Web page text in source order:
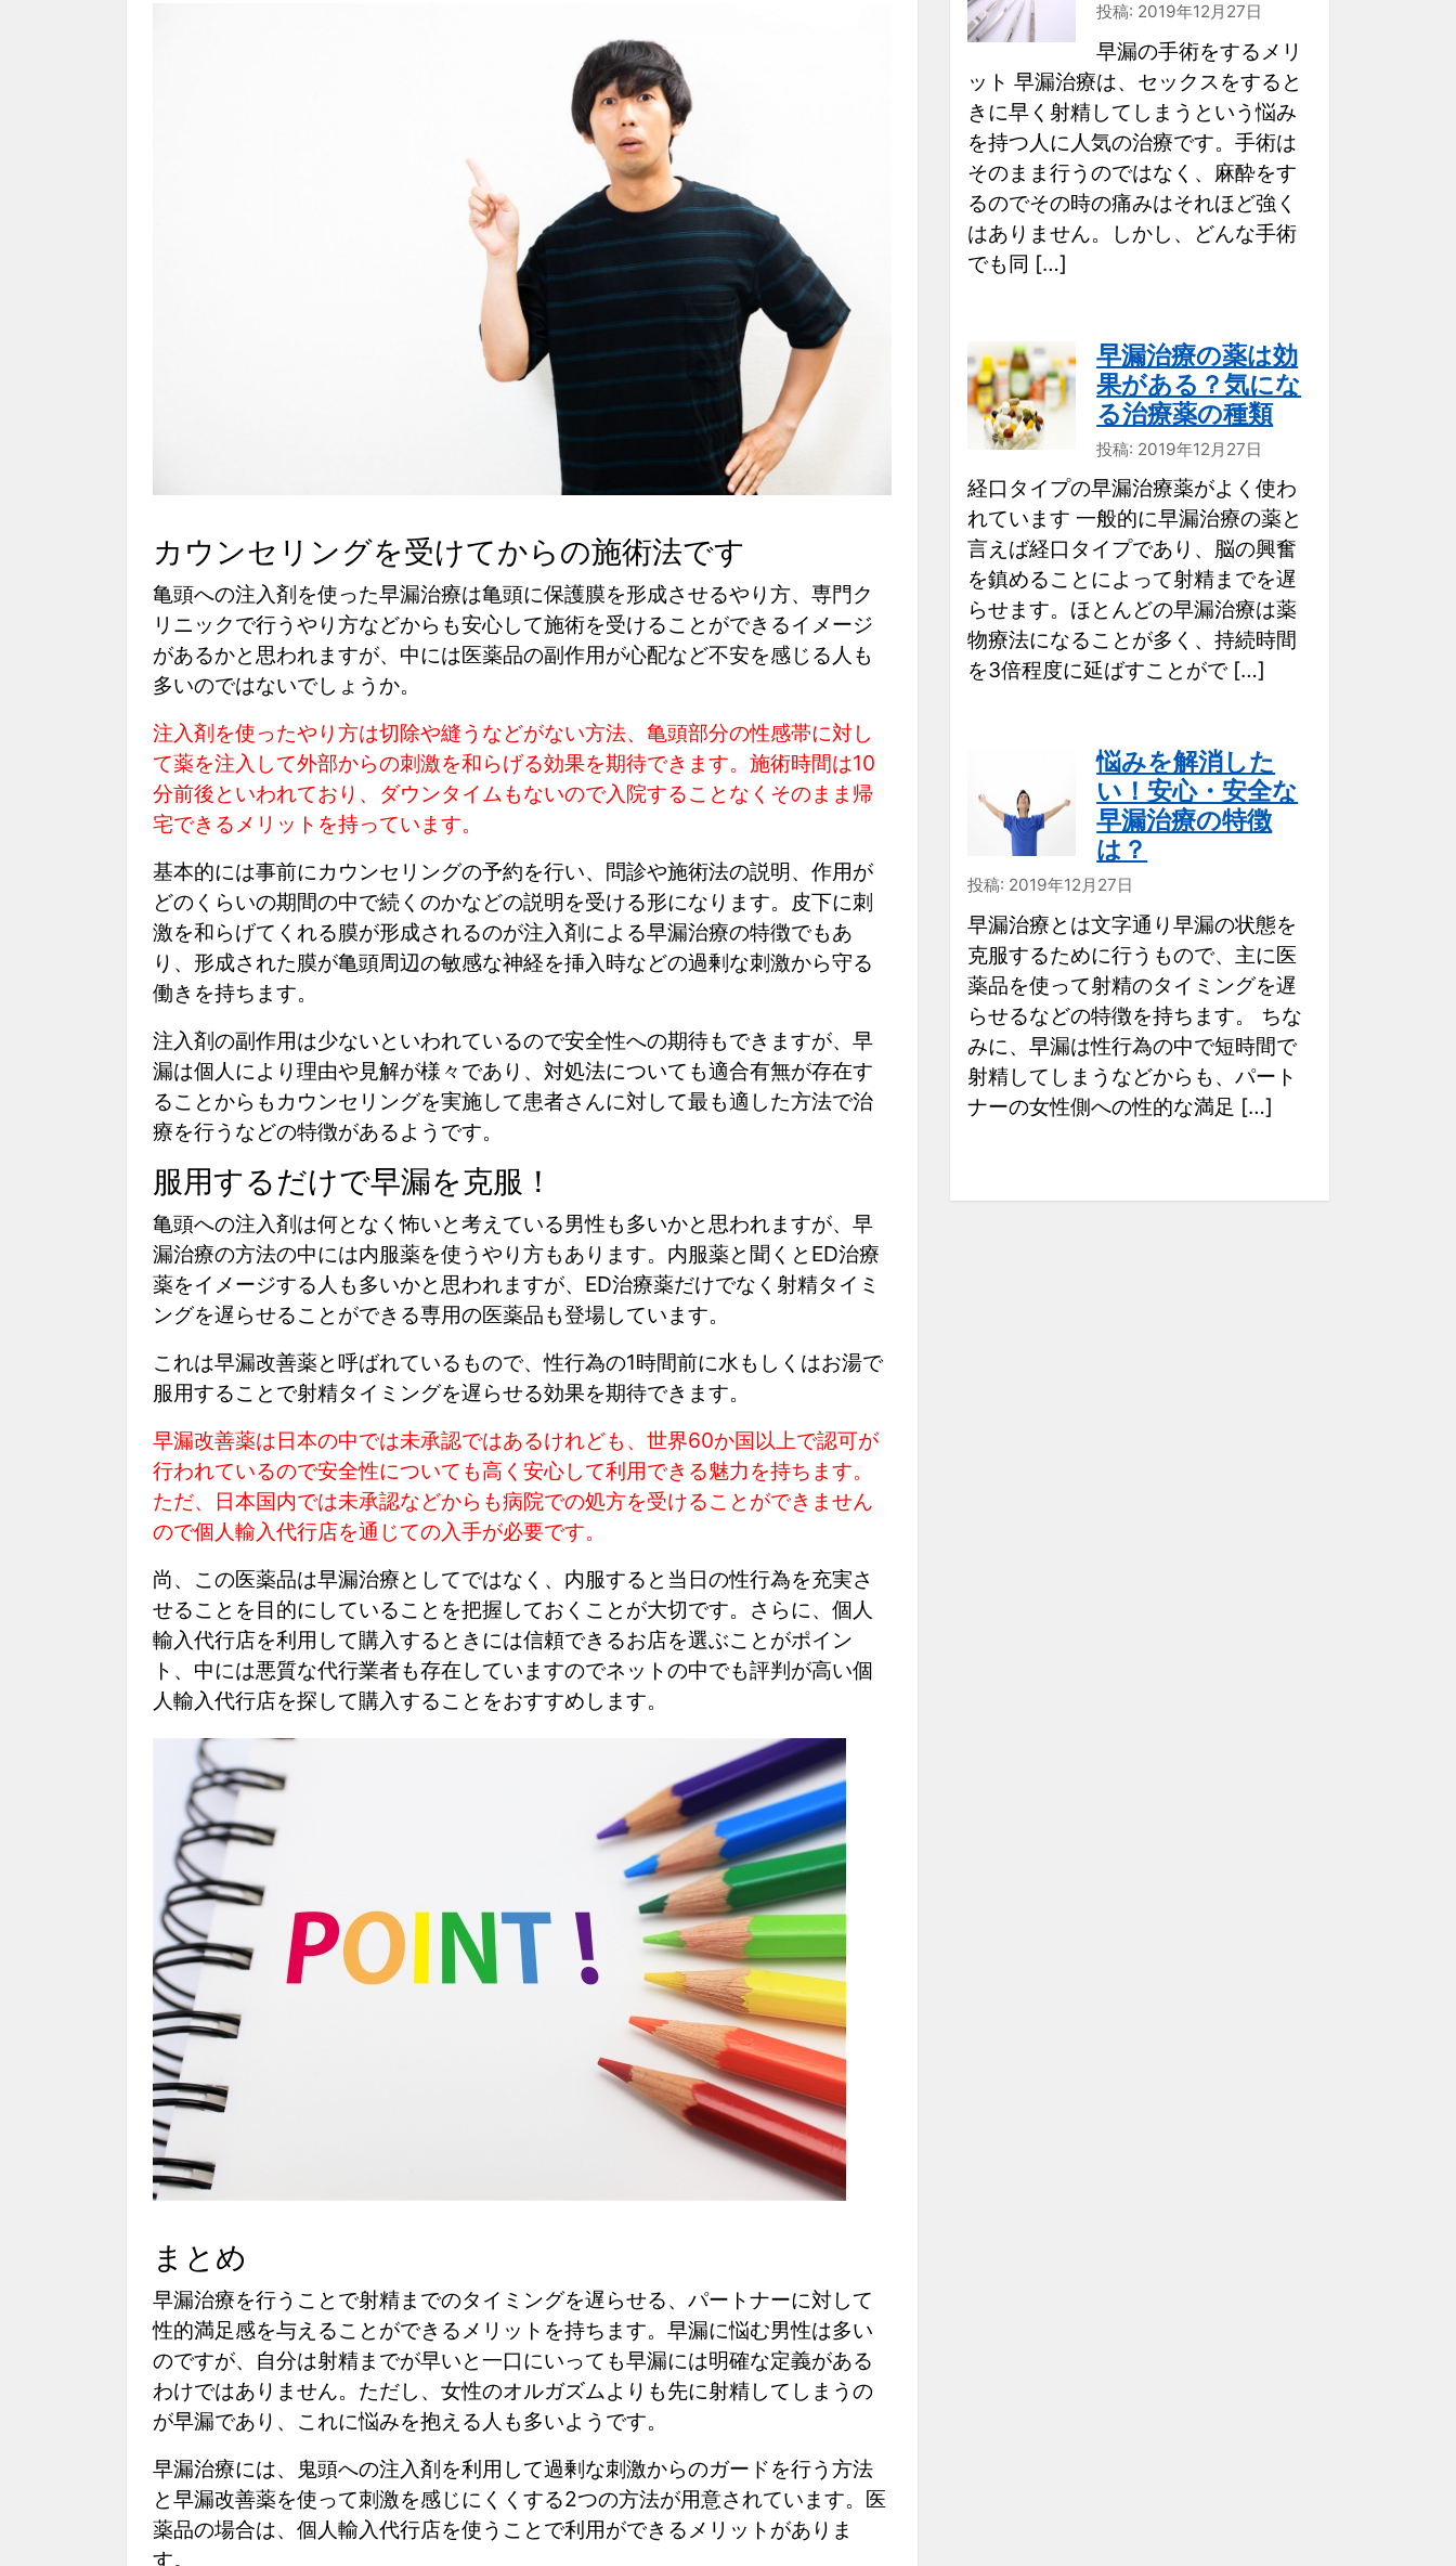
カウンセリングを受けてからの施術法です
亀頭への注入剤を使った早漏治療は亀頭に保護膜を形成させるやり方、専門ク
リニックで行うやり方などからも安心して施術を受けることができるイメージ
があるかと思われますが、中には医薬品の副作用が心配など不安を感じる人も
多いのではないでしょうか。
注入剤を使ったやり方は切除や縫うなどがない方法、亀頭部分の性感帯に対し
て薬を注入して外部からの刺激を和らげる効果を期待できます。施術時間は10
分前後といわれており、ダウンタイムもないので入院することなくそのまま帰
宅できるメリットを持っています。
基本的には事前にカウンセリングの予約を行い、問診や施術法の説明、作用が
どのくらいの期間の中で続くのかなどの説明を受ける形になります。皮下に刺
激を和らげてくれる膜が形成されるのが注入剤による早漏治療の特徴でもあ
り、形成された膜が亀頭周辺の敏感な神経を挿入時などの過剰な刺激から守る
働きを持ちます。
注入剤の副作用は少ないといわれているので安全性への期待もできますが、早
漏は個人により理由や見解が様々であり、対処法についても適合有無が存在す
ることからもカウンセリングを実施して患者さんに対して最も適した方法で治
療を行うなどの特徴があるようです。
服用するだけで早漏を克服！
亀頭への注入剤は何となく怖いと考えている男性も多いかと思われますが、早
漏治療の方法の中には内服薬を使うやり方もあります。内服薬と聞くとED治療
薬をイメージする人も多いかと思われますが、ED治療薬だけでなく射精タイミ
ングを遅らせることができる専用の医薬品も登場しています。
これは早漏改善薬と呼ばれているもので、性行為の1時間前に水もしくはお湯で
服用することで射精タイミングを遅らせる効果を期待できます。
早漏改善薬は日本の中では未承認ではあるけれども、世界60か国以上で認可が
行われているので安全性についても高く安心して利用できる魅力を持ちます。
ただ、日本国内では未承認などからも病院での処方を受けることができません
ので個人輸入代行店を通じての入手が必要です。
尚、この医薬品は早漏治療としてではなく、内服すると当日の性行為を充実さ
せることを目的にしていることを把握しておくことが大切です。さらに、個人
輸入代行店を利用して購入するときには信頼できるお店を選ぶことがポイン
ト、中には悪質な代行業者も存在していますのでネットの中でも評判が高い個
人輸入代行店を探して購入することをおすすめします。
まとめ
早漏治療を行うことで射精までのタイミングを遅らせる、パートナーに対して
性的満足感を与えることができるメリットを持ちます。早漏に悩む男性は多い
のですが、自分は射精までが早いと一口にいっても早漏には明確な定義がある
わけではありません。ただし、女性のオルガズムよりも先に射精してしまうの
が早漏であり、これに悩みを抱える人も多いようです。
早漏治療には、鬼頭への注入剤を利用して過剰な刺激からのガードを行う方法
と早漏改善薬を使って刺激を感じにくくする2つの方法が用意されています。医
薬品の場合は、個人輸入代行店を使うことで利用ができるメリットがありま
す。
投稿: 2019年12月27日
早漏の手術をするメリ
ット 早漏治療は、セックスをすると
きに早く射精してしまうという悩み
を持つ人に人気の治療です。手術は
そのまま行うのではなく、麻酔をす
るのでその時の痛みはそれほど強く
はありません。しかし、どんな手術
でも同 […]
早漏治療の薬は効
果がある？気にな
る治療薬の種類
投稿: 2019年12月27日
経口タイプの早漏治療薬がよく使わ
れています 一般的に早漏治療の薬と
言えば経口タイプであり、脳の興奮
を鎮めることによって射精までを遅
らせます。ほとんどの早漏治療は薬
物療法になることが多く、持続時間
を3倍程度に延ばすことがで […]
悩みを解消した
い！安心・安全な
早漏治療の特徴
は？
投稿: 2019年12月27日
早漏治療とは文字通り早漏の状態を
克服するために行うもので、主に医
薬品を使って射精のタイミングを遅
らせるなどの特徴を持ちます。 ちな
みに、早漏は性行為の中で短時間で
射精してしまうなどからも、パート
ナーの女性側への性的な満足 […]